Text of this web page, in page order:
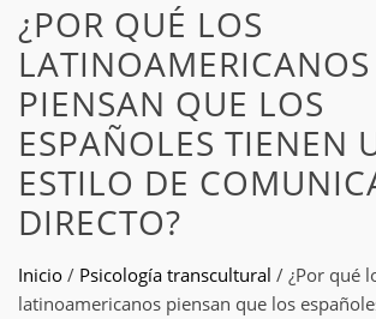
¿POR QUÉ LOS
LATINOAMERICANOS
PIENSAN QUE LOS
ESPAÑOLES TIENEN
ESTILO DE
DIRECTO?
Inicio / Psicología transcultural / ¿Por qué
latinoamericanos piensan que los